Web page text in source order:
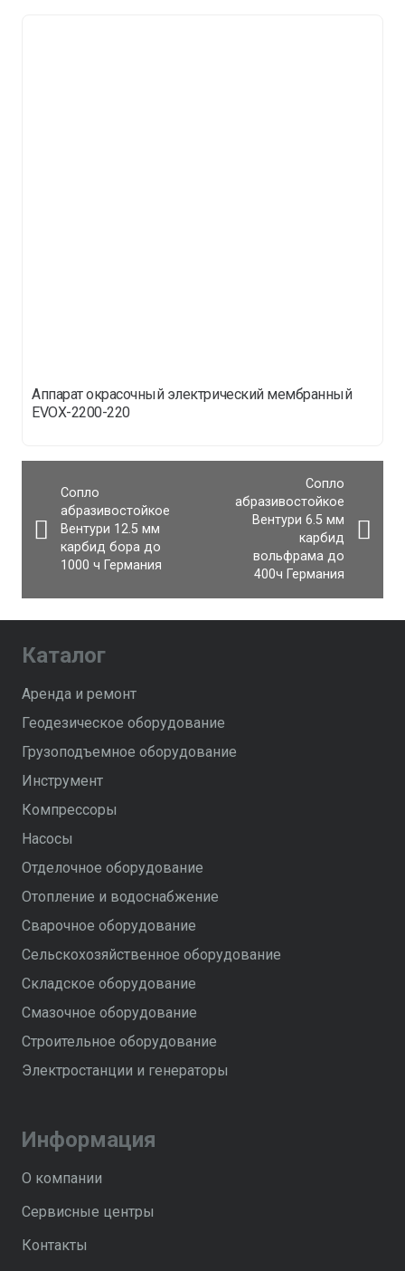
Аппарат окрасочный электрический мембранный
EVOX-2200-220
Сопло
абразивостойкое
Вентури 12.5 мм
карбид бора до
1000 ч Германия
Сопло
абразивостойкое
Вентури 6.5 мм
карбид
вольфрама до
400ч Германия
Каталог
Аренда и ремонт
Геодезическое оборудование
Грузоподъемное оборудование
Инструмент
Компрессоры
Насосы
Отделочное оборудование
Отопление и водоснабжение
Сварочное оборудование
Сельскохозяйственное оборудование
Складское оборудование
Смазочное оборудование
Строительное оборудование
Электростанции и генераторы
Информация
О компании
Сервисные центры
Контакты